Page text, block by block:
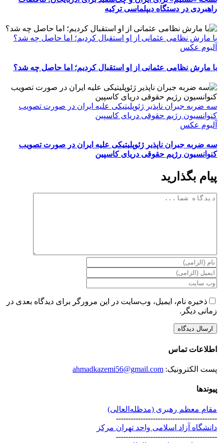
راهبردی در دستگاه دیپلماسی ترکیه
با مارش نظامی عثمانی از او استقبال کردیم؛ اما حاصل چه شد؟
آلبوم عکس
با مارش نظامی عثمانی از او استقبال کردیم؛ اما حاصل چه شد؟
سه ضربه جبران ناپذیر ژئوپلیتیکی علیه ایران در صورت تصویب
کنوانسیون رژیم حقوقی دریای کاسپین
آلبوم عکس
سه ضربه جبران ناپذیر ژئوپلیتیکی علیه ایران در صورت تصویب
کنوانسیون رژیم حقوقی دریای کاسپین
پیام بگذارید
دیدگاه
ذخیره نام، ایمیل، وب‌سایت در این مرورگر برای دیدگاه بعدی در
زمانی دیگر.
اطلاعات تماس
پست الکترونیک: ahmadkazemi56@gmail.com
پیوندها
مقام معظم رهبری (مد‌ظله‌العالی)
-----------------------------------------
دانشگاه آزاد اسلامی واحد تهران مرکز
-----------------------------------------